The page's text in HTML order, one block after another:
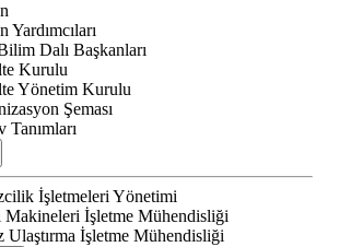
Yardımcıları
Dalı Başkanları
Kurulu
Yönetim Kurulu
Şeması
Tanımları
İşletmeleri Yönetimi
Makineleri İşletme Mühendisliği
Ulaştırma İşletme Mühendisliği